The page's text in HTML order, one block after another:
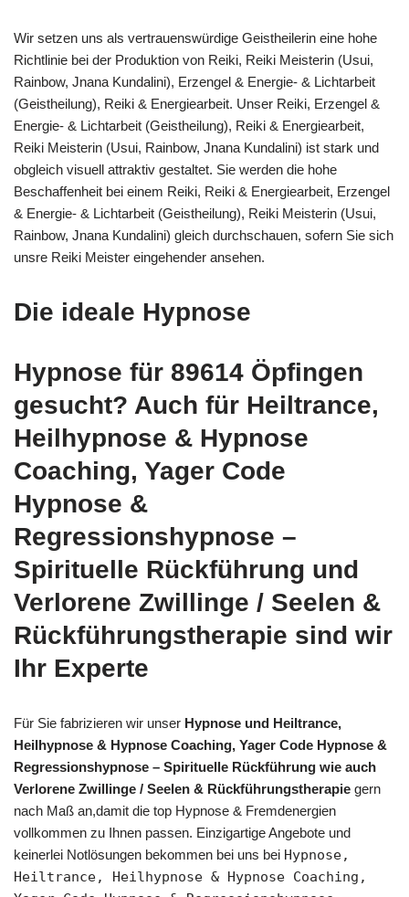
Wir setzen uns als vertrauenswürdige Geistheilerin eine hohe
Richtlinie bei der Produktion von Reiki, Reiki Meisterin (Usui,
Rainbow, Jnana Kundalini), Erzengel & Energie- & Lichtarbeit
(Geistheilung), Reiki & Energiearbeit. Unser Reiki, Erzengel &
Energie- & Lichtarbeit (Geistheilung), Reiki & Energiearbeit,
Reiki Meisterin (Usui, Rainbow, Jnana Kundalini) ist stark und
obgleich visuell attraktiv gestaltet. Sie werden die hohe
Beschaffenheit bei einem Reiki, Reiki & Energiearbeit, Erzengel
& Energie- & Lichtarbeit (Geistheilung), Reiki Meisterin (Usui,
Rainbow, Jnana Kundalini) gleich durchschauen, sofern Sie sich
unsre Reiki Meister eingehender ansehen.
Die ideale Hypnose
Hypnose für 89614 Öpfingen
gesucht? Auch für Heiltrance,
Heilhypnose & Hypnose
Coaching, Yager Code
Hypnose &
Regressionshypnose –
Spirituelle Rückführung und
Verlorene Zwillinge / Seelen &
Rückführungstherapie sind wir
Ihr Experte
Für Sie fabrizieren wir unser Hypnose und Heiltrance,
Heilhypnose & Hypnose Coaching, Yager Code Hypnose &
Regressionshypnose – Spirituelle Rückführung wie auch
Verlorene Zwillinge / Seelen & Rückführungstherapie gern
nach Maß an,damit die top Hypnose & Fremdenergien
vollkommen zu Ihnen passen. Einzigartige Angebote und
keinerlei Notlösungen bekommen bei uns bei Hypnose,
Heiltrance, Heilhypnose & Hypnose Coaching,